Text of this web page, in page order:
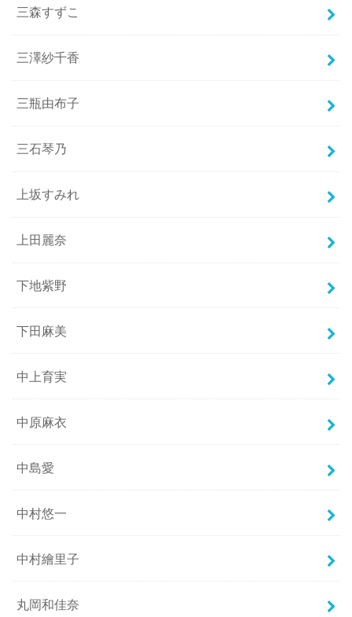
三森すずこ
三澤紗千香
三瓶由布子
三石琴乃
上坂すみれ
上田麗奈
下地紫野
下田麻美
中上育実
中原麻衣
中島愛
中村悠一
中村繪里子
丸岡和佳奈